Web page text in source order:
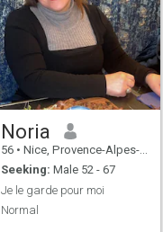
Noria
56 • Nice, Provence-Alpes-Côte d'Azur, France
Seeking: Male 52 - 67
Je le garde pour moi
Normal